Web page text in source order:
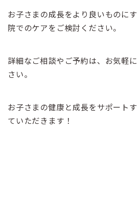
お子さまの成長をより良いものに
院でのケアをご検討ください。
詳細なご相談やご予約は、お気軽
さい。
お子さまの健康と成長をサポート
ていただきます！